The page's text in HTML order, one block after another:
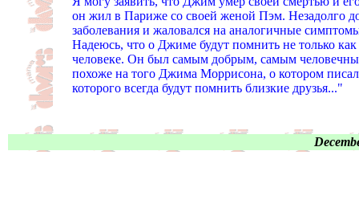
он жил в Париже со своей женой Пэм. Незадолго
заболевания и жаловался на аналогичные
Надеюсь, что о Джиме будут помнить не только
человеке. Он был самым добрым, самым
похоже на того Джима Моррисона, о котором
которого всегда будут помнить близкие друзья..."